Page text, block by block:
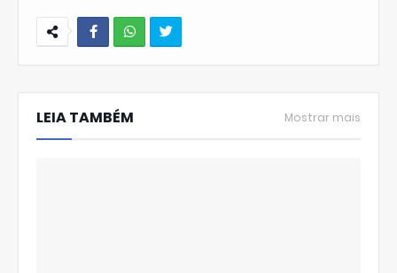
Ap
LEIA TAMBÉM Mostrar mais